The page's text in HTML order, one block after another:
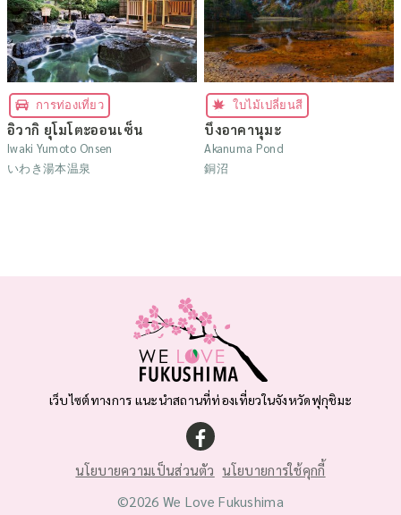
การท่องเที่ยว
อิวากิ ยุโมโตะออนเซ็น
Iwaki Yumoto Onsen
いわき湯本温泉
ใบไม้เปลี่ยนสี
บึงอาคานุมะ
Akanuma Pond
銅沼
เว็บไซต์ทางการ แนะนำสถานที่ท่องเที่ยวในจังหวัดฟุกุชิมะ
นโยบายความเป็นส่วนตัว นโยบายการใช้คุกกี้
©2026 We Love Fukushima